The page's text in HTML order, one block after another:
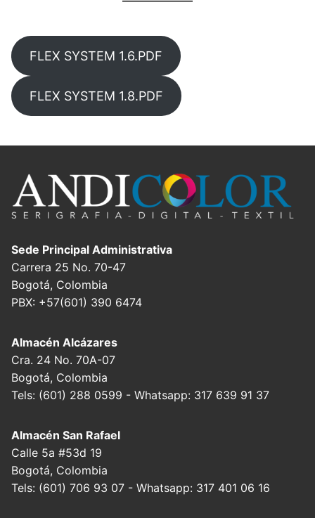
FLEX SYSTEM 1.6.PDF
FLEX SYSTEM 1.8.PDF
Sede Principal Administrativa
Carrera 25 No. 70-47
Bogotá, Colombia
PBX: +57(601) 390 6474
Almacén Alcázares
Cra. 24 No. 70A-07
Bogotá, Colombia
Tels: (601) 288 0599 - Whatsapp: 317 639 91 37
Almacén San Rafael
Calle 5a #53d 19
Bogotá, Colombia
Tels: (601) 706 93 07 - Whatsapp: 317 401 06 16